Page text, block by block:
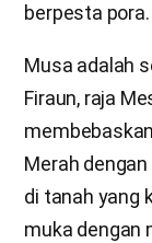
berpesta pora.
Musa adalah
Firaun, raja
Merah
di tanah yang
muka dengan